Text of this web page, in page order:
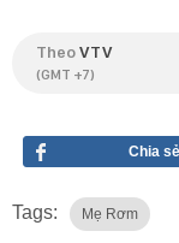
TheoVTV
(GMT +7)
Chia sẻ
Tags: Mẹ Rơm